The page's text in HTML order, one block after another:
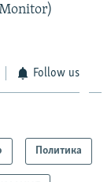
Follow us
Политика